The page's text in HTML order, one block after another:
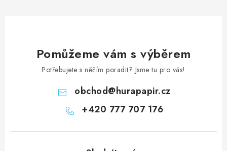
Pomůžeme vám s výběrem
Potřebujete s něčím poradit? Jsme tu pro vás!
obchod@hurapapir.cz
+420 777 707 176